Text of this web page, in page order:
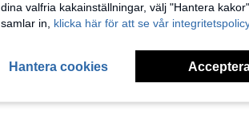
dina valfria kakainställningar, välj "Hantera
samlar in, klicka här för att se vår
Hantera cookies